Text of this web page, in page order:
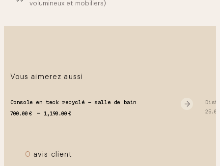
volumineux et mobiliers)
Vous aimerez aussi
Console en teck recyclé – salle de bain
700.00 € 1,190.00 €Plage de prix : 700.00 € à 1,190.00 €
0 avis client